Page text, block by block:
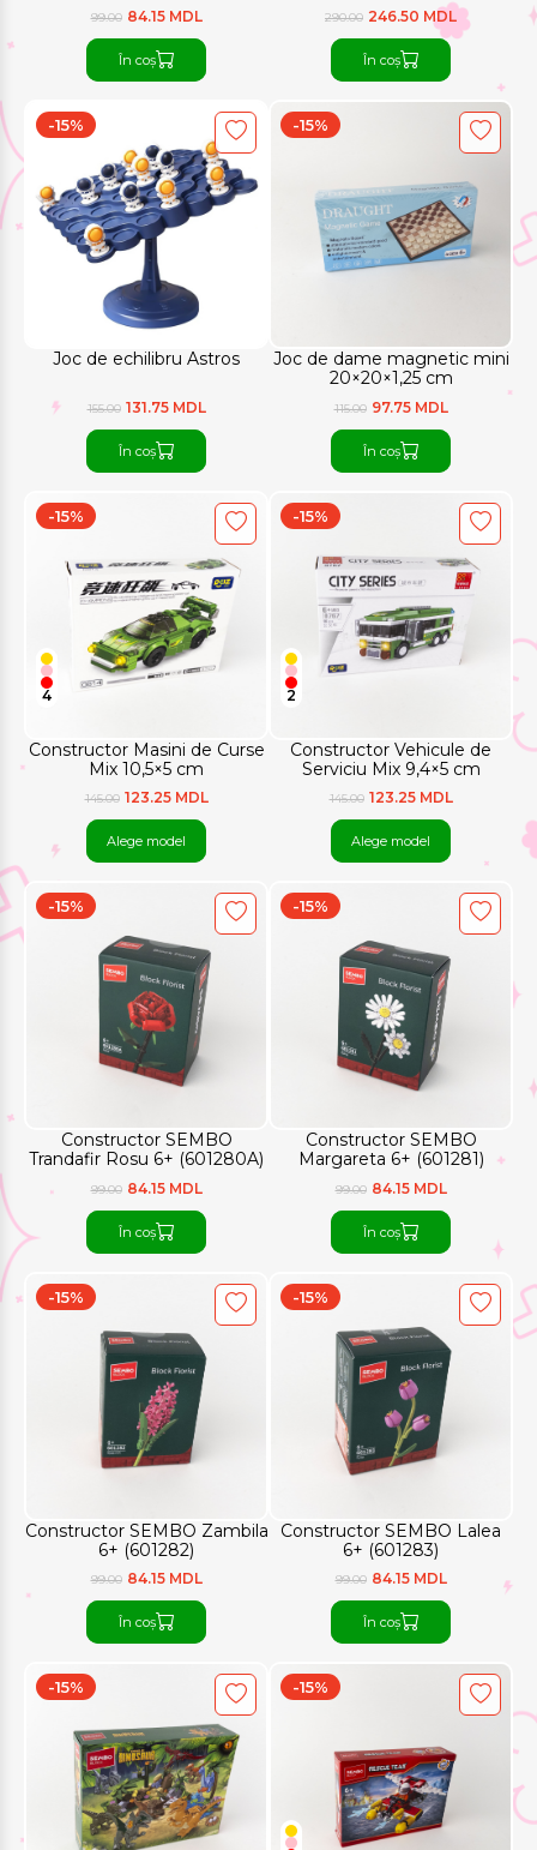
99.00 84.15 MDL
În coș
290.00 246.50 MDL
În coș
Joc de echilibru Astros
-15%
155.00 131.75 MDL
În coș
Joc de dame magnetic mini
20×20×1,25 cm
-15%
115.00 97.75 MDL
În coș
Constructor Masini de Curse
Mix 10,5×5 cm
-15%
4
145.00 123.25 MDL
Alege model
Constructor Vehicule de
Serviciu Mix 9,4×5 cm
-15%
2
145.00 123.25 MDL
Alege model
Constructor SEMBO
Trandafir Rosu 6+ (601280A)
-15%
99.00 84.15 MDL
În coș
Constructor SEMBO
Margareta 6+ (601281)
-15%
99.00 84.15 MDL
În coș
Constructor SEMBO Zambila
6+ (601282)
-15%
99.00 84.15 MDL
În coș
Constructor SEMBO Lalea
6+ (601283)
-15%
99.00 84.15 MDL
În coș
-15% -15%